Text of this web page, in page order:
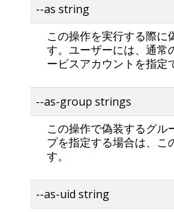
--as string
この操作を実行する際に
す。ユーザーには、通常
ービスアカウントを指定
--as-group strings
この操作で偽装するグル
プを指定する場合は、こ
す。
--as-uid string